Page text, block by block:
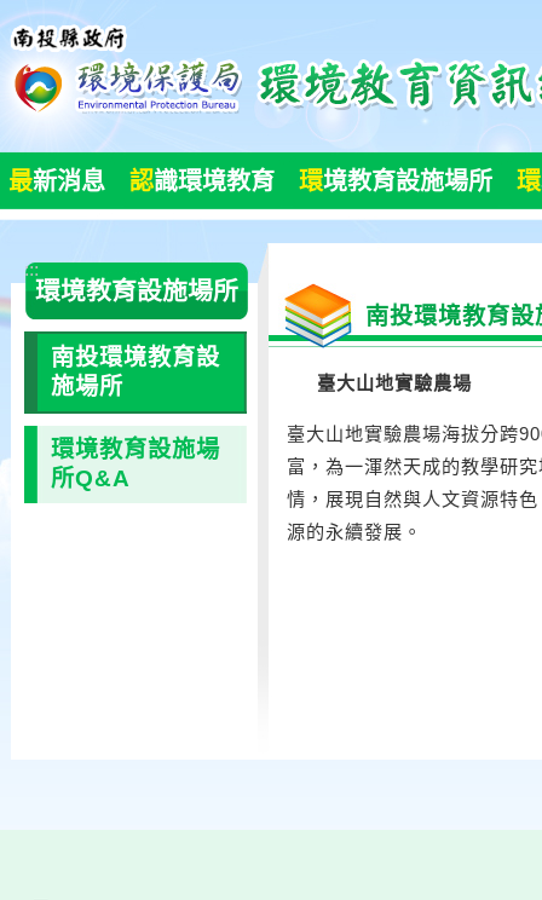
跳
到
主
要
區
塊
最新消息 認識環境教育 環境教育設施場所 環
:::
環境教育設施場所
南投環境教育設
施場所
環境教育設施場
所Q&A
南投環境教育設
臺大山地實驗農場
臺大山地實驗農場海拔分跨
富，為一渾然天成的教學研
情，展現自然與人文資源特
源的永續發展。